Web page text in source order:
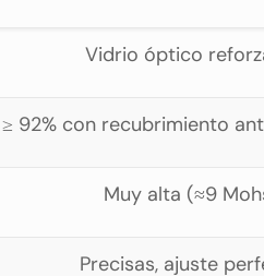
Vidrio óptico
≥ 92% con recubrimiento
Muy alta (≈9
Precisas, ajuste